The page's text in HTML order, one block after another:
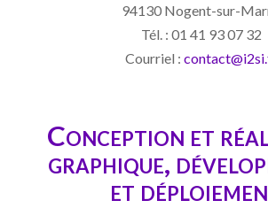
94130 Nogent-sur-
Tél. : 01 41 93 07 32
Courriel :
Conception et
graphique,
et